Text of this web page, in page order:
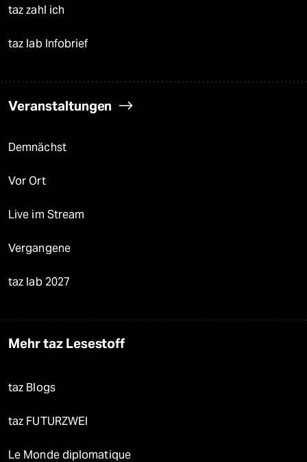
taz zahl ich
taz lab Infobrief
Veranstaltungen
Demnächst
Vor Ort
Live im Stream
Vergangene
taz lab 2027
Mehr taz Lesestoff
taz Blogs
taz FUTURZWEI
Le Monde diplomatique